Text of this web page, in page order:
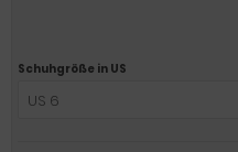
Schuhgröße in US
US 6